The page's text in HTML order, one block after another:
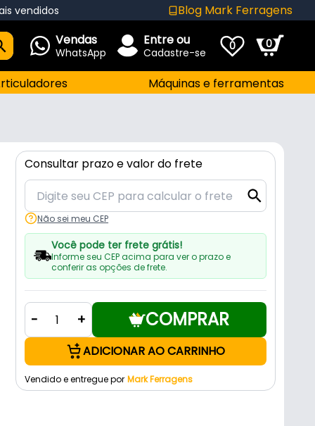
vendidos Blog Mark Ferragens
Vendas
WhatsApp
Entre ou
Cadastre-se 0 0
Máquinas e ferramentas
Consultar prazo e valor do frete
Não sei meu CEP
Você pode ter frete grátis!
Informe seu CEP acima para ver o prazo e
conferir as opções de frete.
- + COMPRAR
ADICIONAR AO CARRINHO
Vendido e entregue por Mark Ferragens